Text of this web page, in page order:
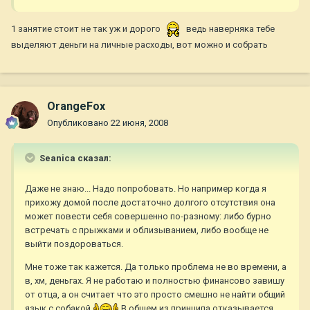
1 занятие стоит не так уж и дорого
ведь наверняка тебе
выделяют деньги на личные расходы, вот можно и собрать
OrangeFox
Опубликовано 22 июня, 2008
Seanica сказал:
Даже не знаю... Надо попробовать. Но например когда я
прихожу домой после достаточно долгого отсутствия она
может повести себя совершенно по-разному: либо бурно
встречать с прыжками и облизыванием, либо вообще не
выйти поздороваться.
Мне тоже так кажется. Да только проблема не во времени, а
в, хм, деньгах. Я не работаю и полностью финансово завишу
от отца, а он считает что это просто смешно не найти общий